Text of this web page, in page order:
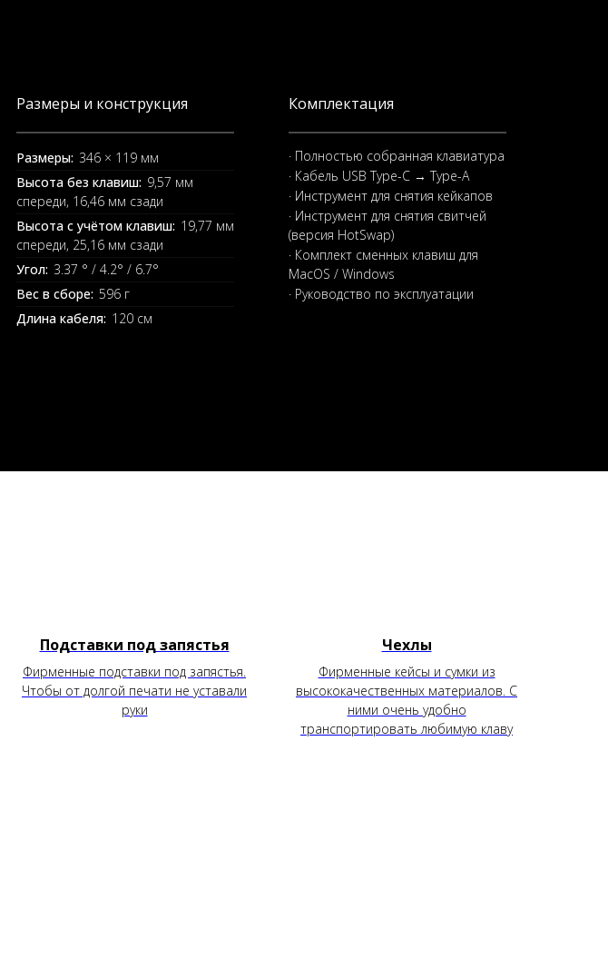
Размеры и конструкция
Размеры: 346 × 119 мм
Высота без клавиш: 9,57 мм
спереди, 16,46 мм сзади
Высота с учётом клавиш: 19,77 мм
спереди, 25,16 мм сзади
Угол: 3.37 ° / 4.2° / 6.7°
Вес в сборе: 596 г
Длина кабеля: 120 см
Комплектация
· Полностью собранная клавиатура
· Кабель USB Type-C → Type-A
· Инструмент для снятия кейкапов
· Инструмент для снятия свитчей
(версия HotSwap)
· Комплект сменных клавиш для
MacOS / Windows
· Руководство по эксплуатации
Подставки под запястья
Фирменные подставки под запястья.
Чтобы от долгой печати не уставали
руки
Чехлы
Фирменные кейсы и сумки из
высококачественных материалов. С
ними очень удобно
транспортировать любимую клаву